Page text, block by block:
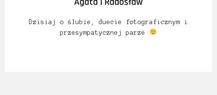
Dzisiaj o ślubie, duecie fotograficznym i
przesympatycznej parze